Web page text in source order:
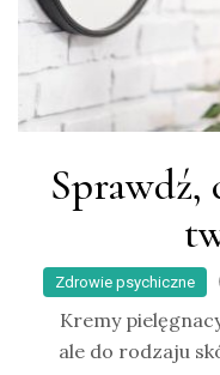
Sprawdź,
Zdrowie psychiczne
Kremy
ale do rodzaju